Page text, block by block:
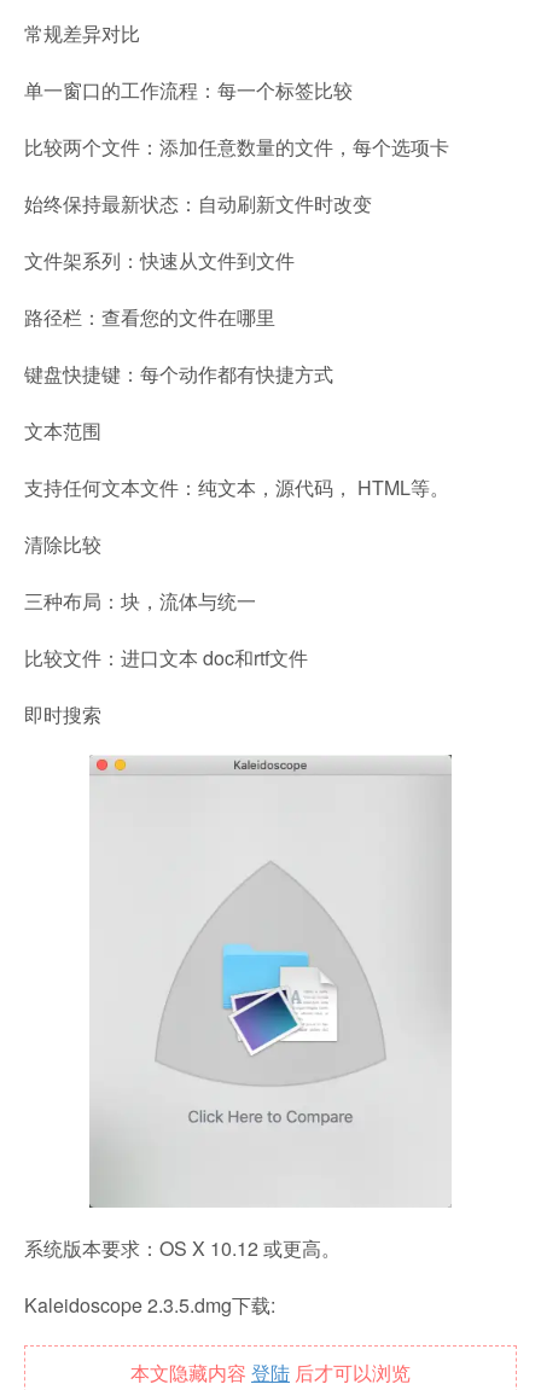
常规差异对比
单一窗口的工作流程：每一个标签比较
比较两个文件：添加任意数量的文件，每个选项卡
始终保持最新状态：自动刷新文件时改变
文件架系列：快速从文件到文件
路径栏：查看您的文件在哪里
键盘快捷键：每个动作都有快捷方式
文本范围
支持任何文本文件：纯文本，源代码， HTML等。
清除比较
三种布局：块，流体与统一
比较文件：进口文本 doc和rtf文件
即时搜索
系统版本要求：OS X 10.12 或更高。
Kaleidoscope 2.3.5.dmg下载:
本文隐藏内容 登陆 后才可以浏览